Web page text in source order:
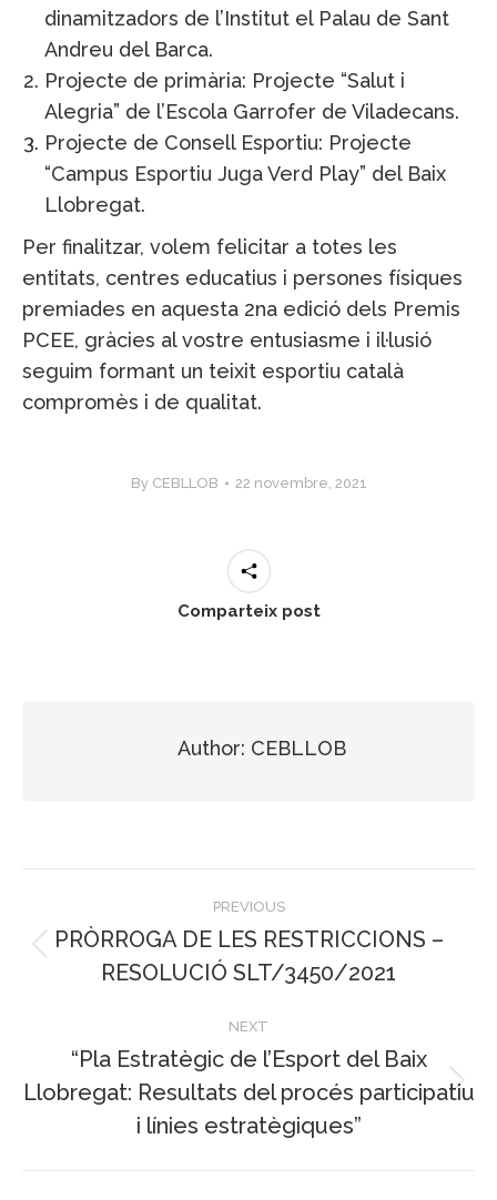
dinamitzadors de l’Institut el Palau de Sant
Andreu del Barca.
Projecte de primària: Projecte “Salut i
Alegria” de l’Escola Garrofer de Viladecans.
Projecte de Consell Esportiu: Projecte
“Campus Esportiu Juga Verd Play” del Baix
Llobregat.
Per finalitzar, volem felicitar a totes les
entitats, centres educatius i persones físiques
premiades en aquesta 2na edició dels Premis
PCEE, gràcies al vostre entusiasme i il·lusió
seguim formant un teixit esportiu català
compromès i de qualitat.
By CEBLLOB 22 novembre, 2021
Comparteix post
Author: CEBLLOB
navigation
PREVIOUS
post:
PRÒRROGA DE LES RESTRICCIONS –
RESOLUCIÓ SLT/3450/2021
NEXT
Next
post:
“Pla Estratègic de l’Esport del Baix
Llobregat: Resultats del procés participatiu
i línies estratègiques”